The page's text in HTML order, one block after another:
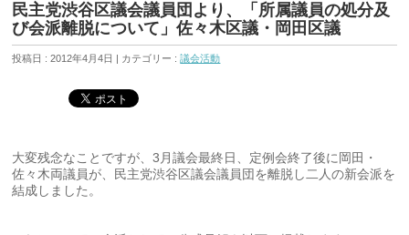
民主党渋谷区議会議員団より、「所属議員の処分及
び会派離脱について」佐々木区議・岡田区議
投稿日 : 2012年4月4日 | カテゴリー :議会活動
大変残念なことですが、3月議会最終日、定例会終了後に岡田・
佐々木両議員が、民主党渋谷区議会議員団を離脱し二人の新会派を
結成しました。